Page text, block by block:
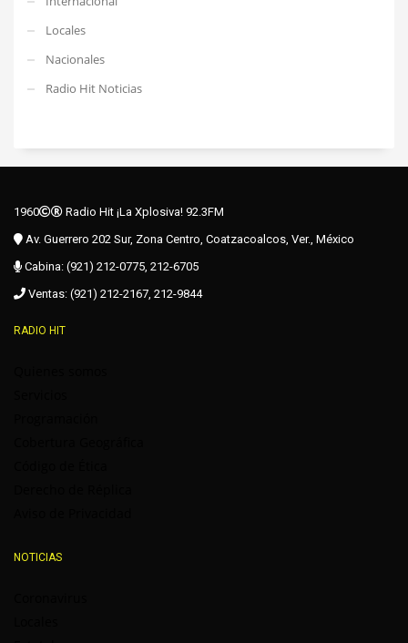
Locales
Nacionales
Radio Hit Noticias
1960
Radio Hit ¡La Xplosiva! 92.3FM
Av. Guerrero 202 Sur, Zona Centro, Coatzacoalcos, Ver., México
Cabina: (921) 212-0775, 212-6705
Ventas: (921) 212-2167, 212-9844
RADIO HIT
NOTICIAS